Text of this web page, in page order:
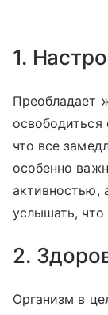
1.
Преобладает
что все
особенно
активностью,
услышать, что
2.
Организм в